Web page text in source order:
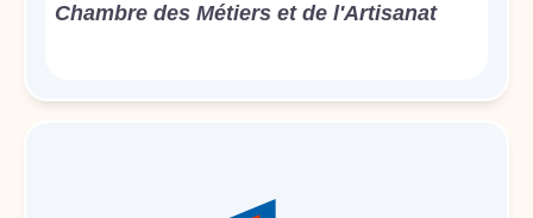
Chambre des Métiers et de l'Artisanat